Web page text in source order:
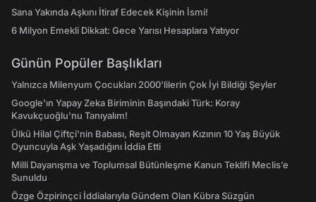
Sana Yakında Aşkını İtiraf Edecek Kişinin İsmi!
6 Milyon Emekli Dikkat: Gece Yarısı Hesaplara Yatıyor
Günün Popüler Başlıkları
Yalnızca Milenyum Çocukları 2000'lilerin Çok İyi Bildiği Şeyler
Google'ın Yapay Zeka Biriminin Başındaki Türk: Koray
Kavukçuoğlu'nu Tanıyalım!
Ülkü Hilal Çiftçi'nin Babası, Reşit Olmayan Kızının 10 Yaş Büyük
Oyuncuyla Aşk Yaşadığını İddia Etti
Milli Dayanışma ve Toplumsal Bütünleşme Kanun Teklifi Meclis’e
Sunuldu
Özge Özpirinçci İddialarıyla Gündem Olan Kübra Süzgün